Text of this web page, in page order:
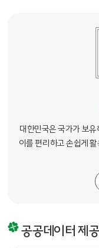
대한민국은 국가가 보
이를 편리하고 손쉽게
공공데이터 제